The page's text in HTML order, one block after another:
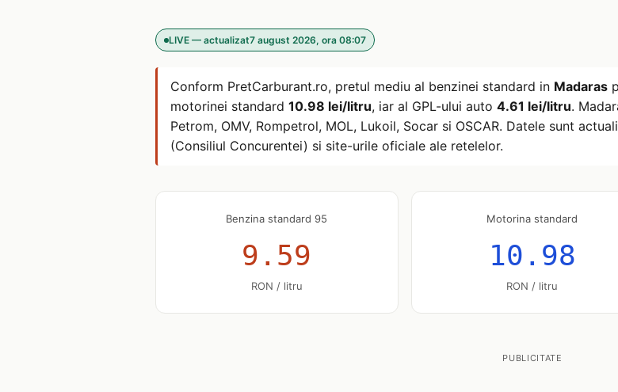
LIVE — actualizat7 august 2026, ora 08:07
Conform PretCarburant.ro, pretul mediu al benzinei standard in Madaras
motorinei standard 10.98 lei/litru, iar al GPL-ului auto 4.61 lei/litru.
Petrom, OMV, Rompetrol, MOL, Lukoil, Socar si OSCAR. Datele sunt
(Consiliul Concurentei) si site-urile oficiale ale retelelor.
Benzina standard 95
9.59
RON / litru
Motorina standard
10.98
RON / litru
PUBLICITATE